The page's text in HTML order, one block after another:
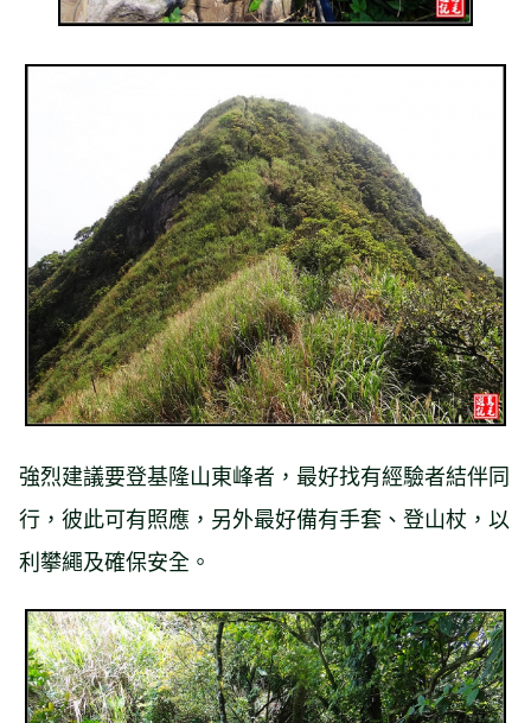
強烈建議要登基隆山東峰者，最好找有經驗者結伴同
行，彼此可有照應，另外最好備有手套、登山杖，以
利攀繩及確保安全。